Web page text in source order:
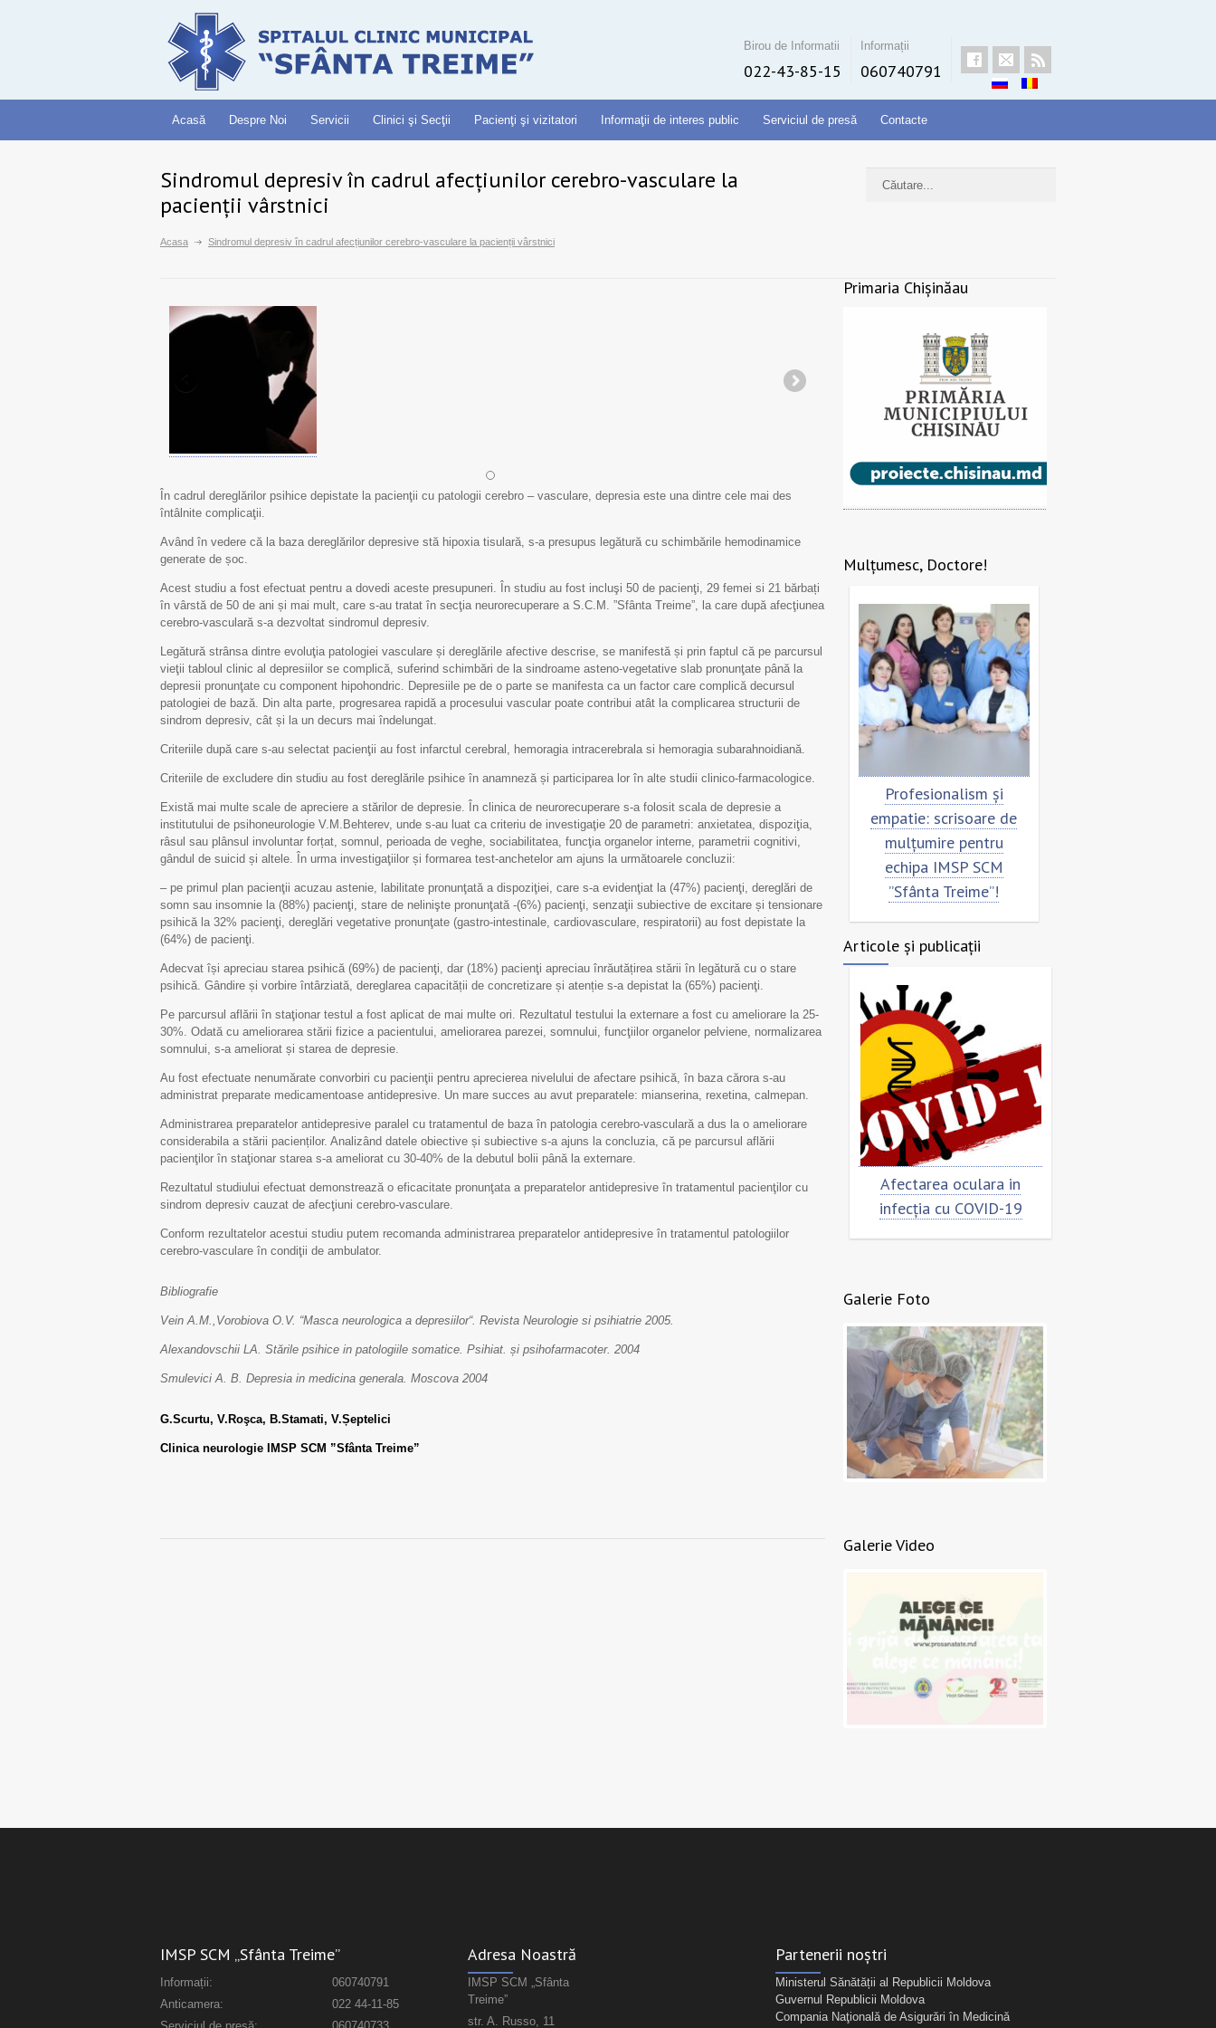
Birou de Informatii
022-43-85-15
Informații
060740791
Acasă Despre Noi Servicii Clinici şi Secţii Pacienţi şi vizitatori Informaţii de interes public Serviciul de presă Contacte
Sindromul depresiv în cadrul afecțiunilor cerebro-vasculare la
pacienții vârstnici
Acasa Sindromul depresiv în cadrul afecțiunilor cerebro-vasculare la pacienții vârstnici
În cadrul dereglărilor psihice depistate la pacienţii cu patologii cerebro – vasculare, depresia este una dintre cele mai des
întâlnite complicaţii.
Având în vedere că la baza dereglărilor depresive stă hipoxia tisulară, s-a presupus legătură cu schimbările hemodinamice
generate de șoc.
Acest studiu a fost efectuat pentru a dovedi aceste presupuneri. În studiu au fost incluşi 50 de pacienţi, 29 femei si 21 bărbați
în vârstă de 50 de ani și mai mult, care s-au tratat în secţia neurorecuperare a S.C.M. ”Sfânta Treime”, la care după afecţiunea
cerebro-vasculară s-a dezvoltat sindromul depresiv.
Legătură strânsa dintre evoluţia patologiei vasculare și dereglările afective descrise, se manifestă și prin faptul că pe parcursul
vieţii tabloul clinic al depresiilor se complică, suferind schimbări de la sindroame asteno-vegetative slab pronunţate până la
depresii pronunţate cu component hipohondric. Depresiile pe de o parte se manifesta ca un factor care complică decursul
patologiei de bază. Din alta parte, progresarea rapidă a procesului vascular poate contribui atât la complicarea structurii de
sindrom depresiv, cât și la un decurs mai îndelungat.
Criteriile după care s-au selectat pacienţii au fost infarctul cerebral, hemoragia intracerebrala si hemoragia subarahnoidiană.
Criteriile de excludere din studiu au fost dereglările psihice în anamneză și participarea lor în alte studii clinico-farmacologice.
Există mai multe scale de apreciere a stărilor de depresie. În clinica de neurorecuperare s-a folosit scala de depresie a
institutului de psihoneurologie V.M.Behterev, unde s-au luat ca criteriu de investigaţie 20 de parametri: anxietatea, dispoziţia,
râsul sau plânsul involuntar forțat, somnul, perioada de veghe, sociabilitatea, funcţia organelor interne, parametrii cognitivi,
gândul de suicid și altele. În urma investigaţiilor și formarea test-anchetelor am ajuns la următoarele concluzii:
– pe primul plan pacienţii acuzau astenie, labilitate pronunţată a dispoziţiei, care s-a evidenţiat la (47%) pacienţi, dereglări de
somn sau insomnie la (88%) pacienţi, stare de nelinişte pronunţată -(6%) pacienţi, senzaţii subiective de excitare și tensionare
psihică la 32% pacienţi, dereglări vegetative pronunţate (gastro-intestinale, cardiovasculare, respiratorii) au fost depistate la
(64%) de pacienţi.
Adecvat își apreciau starea psihică (69%) de pacienţi, dar (18%) pacienţi apreciau înrăutățirea stării în legătură cu o stare
psihică. Gândire și vorbire întârziată, dereglarea capacității de concretizare și atenție s-a depistat la (65%) pacienţi.
Pe parcursul aflării în staţionar testul a fost aplicat de mai multe ori. Rezultatul testului la externare a fost cu ameliorare la 25-
30%. Odată cu ameliorarea stării fizice a pacientului, ameliorarea parezei, somnului, funcţiilor organelor pelviene, normalizarea
somnului, s-a ameliorat și starea de depresie.
Au fost efectuate nenumărate convorbiri cu pacienţii pentru aprecierea nivelului de afectare psihică, în baza cărora s-au
administrat preparate medicamentoase antidepresive. Un mare succes au avut preparatele: mianserina, rexetina, calmepan.
Administrarea preparatelor antidepresive paralel cu tratamentul de baza în patologia cerebro-vasculară a dus la o ameliorare
considerabila a stării pacienților. Analizând datele obiective și subiective s-a ajuns la concluzia, că pe parcursul aflării
pacienţilor în staţionar starea s-a ameliorat cu 30-40% de la debutul bolii până la externare.
Rezultatul studiului efectuat demonstrează o eficacitate pronunţata a preparatelor antidepresive în tratamentul pacienţilor cu
sindrom depresiv cauzat de afecţiuni cerebro-vasculare.
Conform rezultatelor acestui studiu putem recomanda administrarea preparatelor antidepresive în tratamentul patologiilor
cerebro-vasculare în condiţii de ambulator.
Bibliografie
Vein A.M.,Vorobiova O.V. “Masca neurologica a depresiilor“. Revista Neurologie si psihiatrie 2005.
Alexandovschii LA. Stările psihice in patologiile somatice. Psihiat. și psihofarmacoter. 2004
Smulevici A. B. Depresia in medicina generala. Moscova 2004
G.Scurtu, V.Roşca, B.Stamati, V.Șeptelici
Clinica neurologie IMSP SCM ”Sfânta Treime”
Primaria Chișinăau
Mulțumesc, Doctore!
pentru Echipa IMSP
SCM „Sfânta Treime”
pentru Echipa IMSP
SCM „Sfânta Treime”
Profesionalism și
empatie: scrisoare de
mulțumire pentru
echipa IMSP SCM
”Sfânta Treime”!
Articole și publicații
29 septembrie - Ziua
Limfom gastric primar
Afectarea oculara in
infecția cu COVID-19
Galerie Foto
Galerie Video
IMSP SCM „Sfânta Treime”
Informații:
060740791
Anticamera:
022 44-11-85
Serviciul de presă:
060740733
Adresa Noastră
IMSP SCM „Sfânta
Treime”
str. A. Russo, 11
Partenerii noștri
Ministerul Sănătății al Republicii Moldova
Guvernul Republicii Moldova
Compania Naţională de Asigurări în Medicină